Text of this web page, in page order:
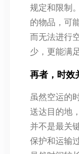
规定和限制
的物品，可
而无法进行
少，更能满
再者，时效
虽然空运的
送达目的地
并不是最关
保护和运输